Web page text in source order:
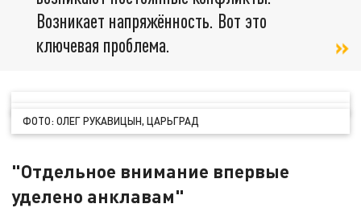
Возникает напряжённость. Вот это
ключевая проблема.
ФОТО: ОЛЕГ РУКАВИЦЫН, ЦАРЬГРАД
"Отдельное внимание впервые
уделено анклавам"